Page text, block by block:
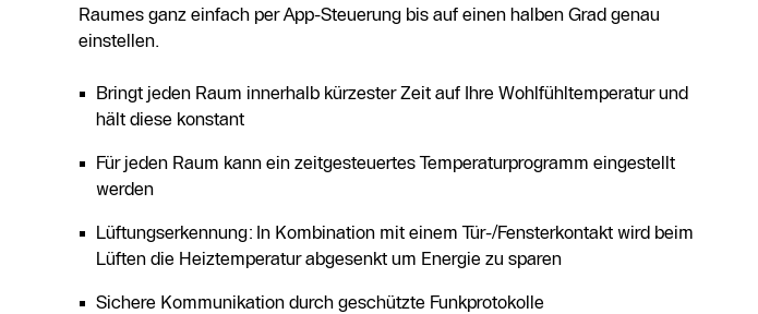
Raumes ganz einfach per App-Steuerung bis auf einen halben Grad genau
einstellen.
Bringt jeden Raum innerhalb kürzester Zeit auf Ihre Wohlfühltemperatur und
hält diese konstant
Für jeden Raum kann ein zeitgesteuertes Temperaturprogramm eingestellt
werden
Lüftungserkennung: In Kombination mit einem Tür-/Fensterkontakt wird beim
Lüften die Heiztemperatur abgesenkt um Energie zu sparen
Sichere Kommunikation durch geschützte Funkprotokolle